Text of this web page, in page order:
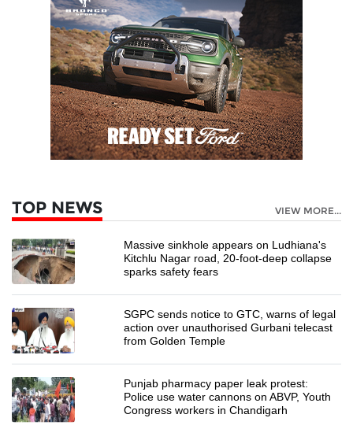
TOP NEWS VIEW MORE...
Massive sinkhole appears on Ludhiana's
Kitchlu Nagar road, 20-foot-deep collapse
sparks safety fears
SGPC sends notice to GTC, warns of legal
action over unauthorised Gurbani telecast
from Golden Temple
Punjab pharmacy paper leak protest:
Police use water cannons on ABVP, Youth
Congress workers in Chandigarh